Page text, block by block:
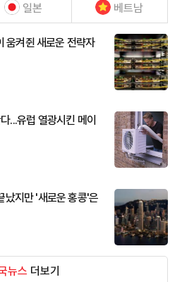
일본 베트남
움켜쥔 새로운 전략자
...유럽 열광시킨 메이
났지만 '새로운 홍콩'은
뉴스 더보기